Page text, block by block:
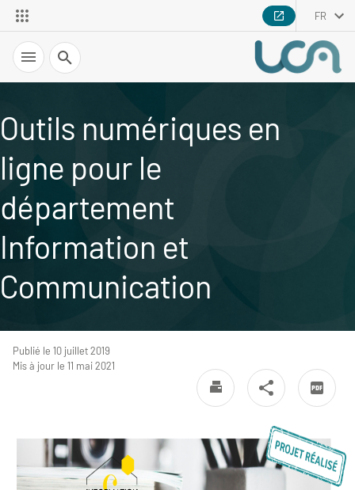
FR
Recherche
Outils numériques en
ligne pour le
département
Information et
Communication
Publié le 10 juillet 2019
Mis à jour le 11 mai 2021